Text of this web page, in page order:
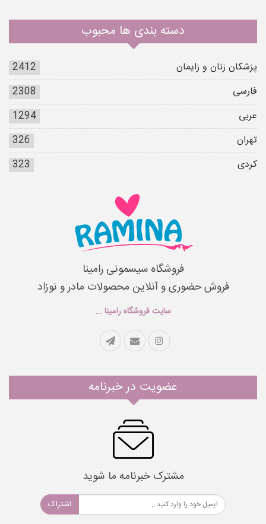
دسته بندی ها محبوب
پزشکان زنان و زایمان
2412
فارسی
2308
عربی
1294
تهران
326
کردی
323
فروشگاه سیسمونی رامینا
فروش حضوری و آنلاین محصولات مادر و نوزاد
سایت فروشگاه رامینا ...
عضویت در خبرنامه
مشترک خبرنامه ما شوید
اشتراک